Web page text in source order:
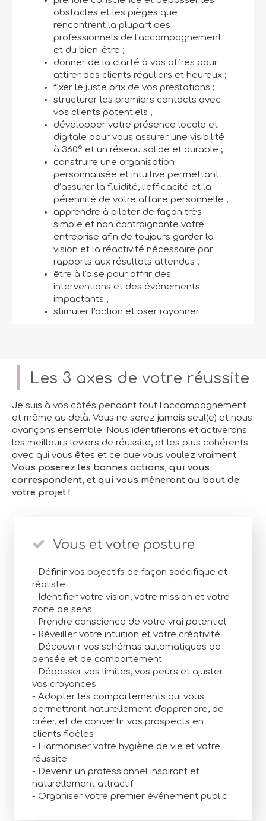
obstacles et les pièges que
rencontrent la plupart des
professionnels de l'accompagnement
et du bien-être ;
donner de la clarté à vos offres pour
attirer des clients réguliers et heureux ;
fixer le juste prix de vos prestations ;
structurer les premiers contacts avec
vos clients potentiels ;
développer votre présence locale et
digitale pour vous assurer une visibilité
à 360° et un réseau solide et durable ;
construire une organisation
personnalisée et intuitive permettant
d’assurer la fluidité, l’efficacité et la
pérennité de votre affaire personnelle ;
apprendre à piloter de façon très
simple et non contraignante votre
entreprise afin de toujours garder la
vision et la réactivité nécessaire par
rapports aux résultats attendus ;
être à l'aise pour offrir des
interventions et des événements
impactants ;
stimuler l'action et oser rayonner.
Les 3 axes de votre réussite
Je suis à vos côtés pendant tout l'accompagnement
et même au delà. Vous ne serez jamais seul(e) et nous
avançons ensemble. Nous identifierons et activerons
les meilleurs leviers de réussite, et les plus cohérents
avec qui vous êtes et ce que vous voulez vraiment.
Vous poserez les bonnes actions, qui vous
correspondent, et qui vous mèneront au bout de
votre projet !
Vous et votre posture
- Définir vos objectifs de façon spécifique et
réaliste
- Identifier votre vision, votre mission et votre
zone de sens
- Prendre conscience de votre vrai potentiel
- Réveiller votre intuition et votre créativité
- Découvrir vos schémas automatiques de
pensée et de comportement
- Dépasser vos limites, vos peurs et ajuster
vos croyances
- Adopter les comportements qui vous
permettront naturellement d'apprendre, de
créer, et de convertir vos prospects en
clients fidèles
- Harmoniser votre hygiène de vie et votre
réussite
- Devenir un professionnel inspirant et
naturellement attractif
- Organiser votre premier événement public